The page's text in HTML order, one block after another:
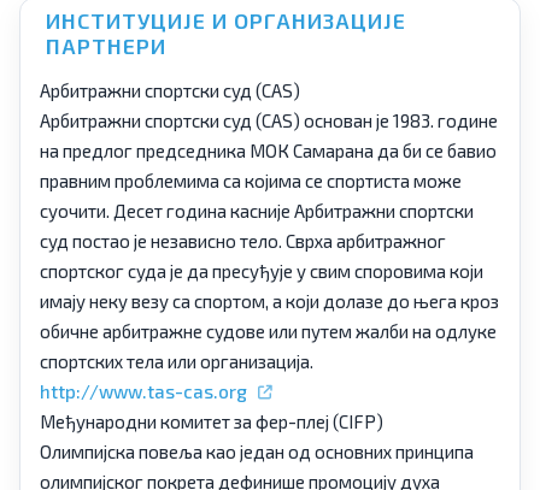
ИНСТИТУЦИЈЕ И ОРГАНИЗАЦИЈЕ
ПАРТНЕРИ
Арбитражни спортски суд (CAS)
Арбитражни спортски суд (CAS) основан је 1983. године
на предлог председника МОК Самарана да би се бавио
правним проблемима са којима се спортиста може
суочити. Десет година касније Арбитражни спортски
суд постао је независно тело. Сврха арбитражног
спортског суда је да пресуђује у свим споровима који
имају неку везу са спортом, а који долазе до њега кроз
обичне арбитражне судове или путем жалби на одлуке
спортских тела или организација.
http://www.tas-cas.org
Међународни комитет за фер-плеј (CIFP)
Олимпијска повеља као један од основних принципа
олимпијског покрета дефинише промоцију духа